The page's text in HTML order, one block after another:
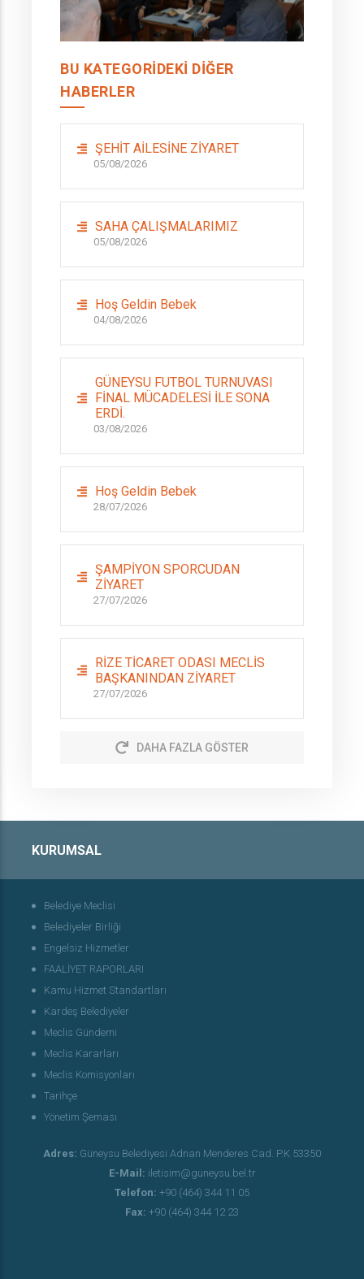
BU KATEGORIDEKI DIĞER
HABERLER
ŞEHİT AİLESİNE ZİYARET
05/08/2026
SAHA ÇALIŞMALARIMIZ
05/08/2026
Hoş Geldin Bebek
04/08/2026
GÜNEYSU FUTBOL TURNUVASI
FİNAL MÜCADELESİ İLE SONA
ERDİ.
03/08/2026
Hoş Geldin Bebek
28/07/2026
ŞAMPİYON SPORCUDAN
ZİYARET
27/07/2026
RİZE TİCARET ODASI MECLİS
BAŞKANINDAN ZİYARET
27/07/2026
DAHA FAZLA GÖSTER
KURUMSAL
Belediye Meclisi
Belediyeler Birliği
Engelsiz Hizmetler
FAALİYET RAPORLARI
Kamu Hizmet Standartları
Kardeş Belediyeler
Meclis Gündemi
Meclis Kararları
Meclis Komisyonları
Tarihçe
Yönetim Şeması
Adres: Güneysu Belediyesi Adnan Menderes Cad. P.K 53350
E-Mail: iletisim@guneysu.bel.tr
Telefon: +90 (464) 344 11 05
Fax: +90 (464) 344 12 23